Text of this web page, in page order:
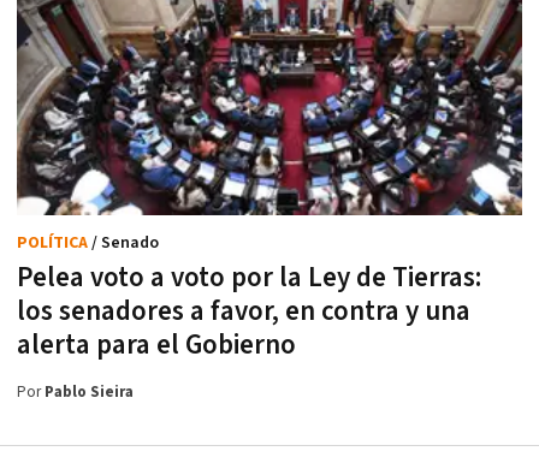
Pelea voto a voto por la Ley de Tierras:
los senadores a favor, en contra y una
alerta para el Gobierno
POLÍTICA/ Senado
PorPablo Sieira